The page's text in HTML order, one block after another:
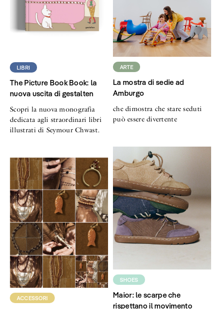
LIBRI
The Picture Book Book: la
nuova uscita di gestalten
Scopri la nuova monografia
dedicata agli straordinari libri
illustrati di Seymour Chwast.
ARTE
La mostra di sedie ad
Amburgo
che dimostra che stare seduti
può essere divertente
ACCESSORI
SHOES
Maior: le scarpe che
rispettano il movimento